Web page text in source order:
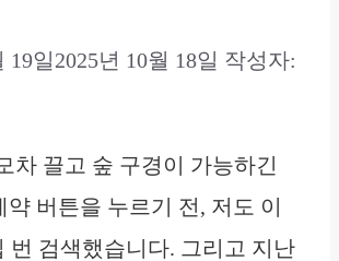
19일2025년 10월 18일 작성자:
차 끌고 숲 구경이 가능하긴
약 버튼을 누르기 전, 저도 이
번 검색했습니다. 그리고 지난